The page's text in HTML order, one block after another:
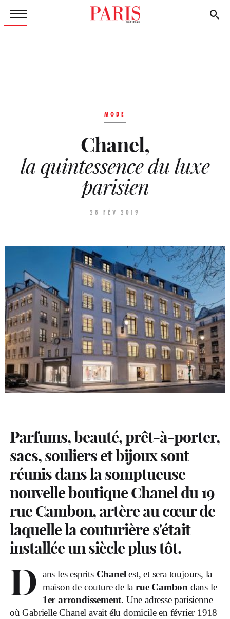
MODE
Chanel,
la quintessence du luxe
parisien
28 FÉV 2019
Parfums, beauté, prêt-à-porter,
sacs, souliers et bijoux sont
réunis dans la somptueuse
nouvelle boutique Chanel du 19
rue Cambon, artère au cœur de
laquelle la couturière s'était
installée un siècle plus tôt.
D ans les esprits Chanel est, et sera toujours, la
maison de couture de larue Cambon dans le
1er arrondissement. Une adresse parisienne
où Gabrielle Chanel avait élu domicile en février 1918